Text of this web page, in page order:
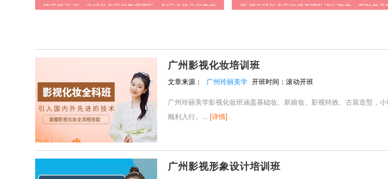
睫等培训 有一支经验丰富的教师团队，制定个性化的教学
面 拥有经验丰富的师资团队进行教学，帮助学员
广州影视化妆培训班
文章来源： 广州玲丽美学 开班时间： 滚动开班
广州玲丽美学影视化妆班涵盖基础妆、新娘妆、影视特效、古装造型，
顺利入行。... [详情]
广州影视形象设计培训班